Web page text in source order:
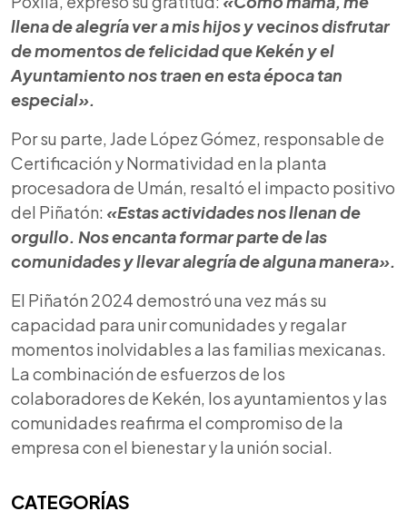
llena de alegría ver a mis hijos y vecinos disfrutar
de momentos de felicidad que Kekén y el
Ayuntamiento nos traen en esta época tan
especial».
Por su parte, Jade López Gómez, responsable de
Certificación y Normatividad en la planta
procesadora de Umán, resaltó el impacto positivo
del Piñatón: «Estas actividades nos llenan de
orgullo. Nos encanta formar parte de las
comunidades y llevar alegría de alguna manera».
El Piñatón 2024 demostró una vez más su
capacidad para unir comunidades y regalar
momentos inolvidables a las familias mexicanas.
La combinación de esfuerzos de los
colaboradores de Kekén, los ayuntamientos y las
comunidades reafirma el compromiso de la
empresa con el bienestar y la unión social.
CATEGORÍAS